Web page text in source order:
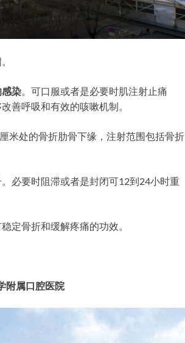
染。可口服或者是必要时肌注射止痛
善呼吸和有效的咳嗽机制。
米处的骨折肋骨下缘，注射范围包括骨折
必要时阻滞或者是封闭可12到24小时重
定骨折和缓解疼痛的功效。
附属口腔医院